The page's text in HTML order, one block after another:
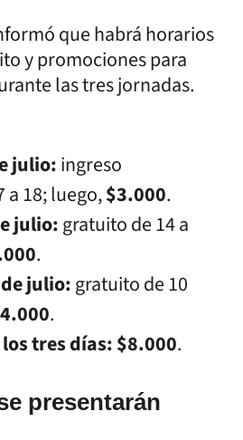
que habrá horarios
y promociones para
las tres jornadas.
julio:ingreso
a 18; luego,$3.000.
julio:gratuito de 14 a
.
julio:gratuito de 10
.
tres días:$8.000.
presentarán